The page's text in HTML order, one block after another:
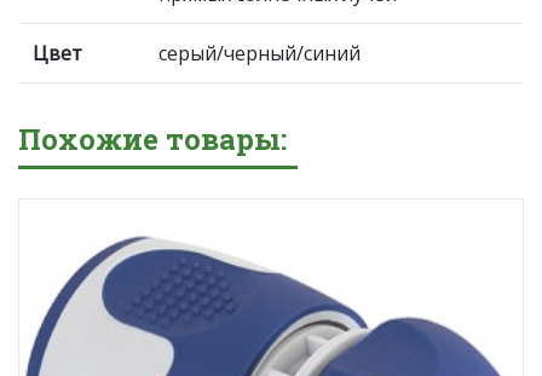
Цвет серый/черный/синий
Похожие товары: